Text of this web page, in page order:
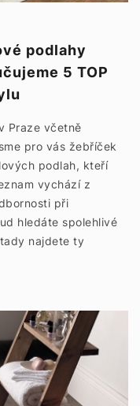
podlahy
5 TOP
Praze včetně
pro vás žebříček
podlah, kteří
vychází z
při
hledáte spolehlivé
najdete ty